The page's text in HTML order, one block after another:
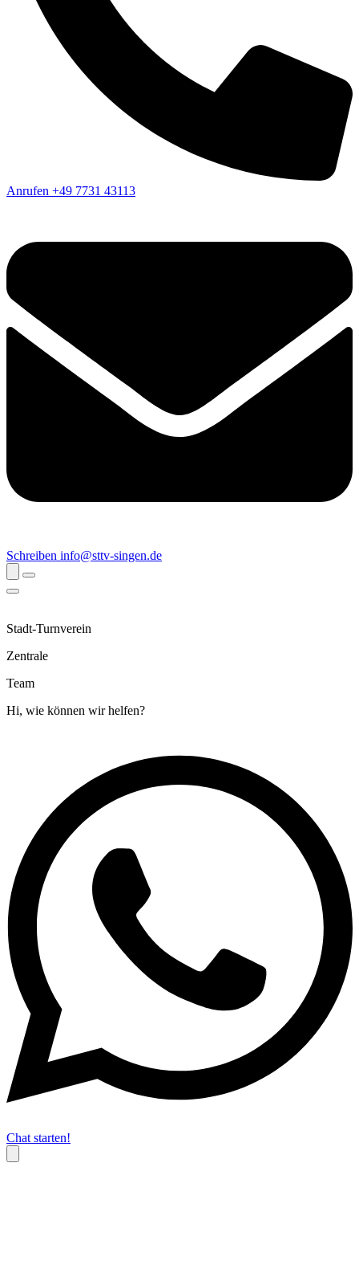
Anrufen +49 7731 43113
Schreiben info@sttv-singen.de
Stadt-Turnverein
Zentrale
Team
Hi, wie können wir helfen?
Chat starten!